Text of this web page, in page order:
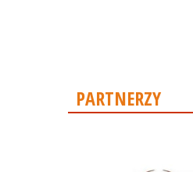
PARTNERZY